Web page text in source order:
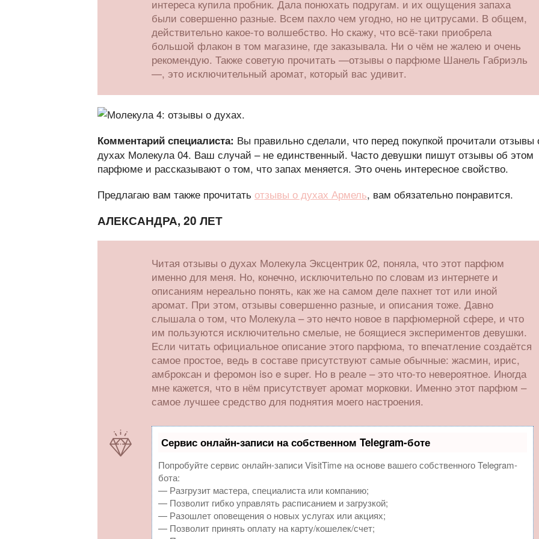
интереса купила пробник. Дала понюхать подругам. и их ощущения запаха
были совершенно разные. Всем пахло чем угодно, но не цитрусами. В общем,
действительно какое-то волшебство. Но скажу, что всё-таки приобрела
большой флакон в том магазине, где заказывала. Ни о чём не жалею и очень
рекомендую. Также советую прочитать —отзывы о парфюме Шанель Габриэль
—, это исключительный аромат, который вас удивит.
Комментарий специалиста: Вы правильно сделали, что перед покупкой прочитали отзывы
духах Молекула 04. Ваш случай – не единственный. Часто девушки пишут отзывы об этом
парфюме и рассказывают о том, что запах меняется. Это очень интересное свойство.
Предлагаю вам также прочитать отзывы о духах Армель, вам обязательно понравится.
АЛЕКСАНДРА, 20 ЛЕТ
Читая отзывы о духах Молекула Эксцентрик 02, поняла, что этот парфюм
именно для меня. Но, конечно, исключительно по словам из интернете и
описаниям нереально понять, как же на самом деле пахнет тот или иной
аромат. При этом, отзывы совершенно разные, и описания тоже. Давно
слышала о том, что Молекула – это нечто новое в парфюмерной сфере, и что
им пользуются исключительно смелые, не боящиеся экспериментов девушки.
Если читать официальное описание этого парфюма, то впечатление создаётся
самое простое, ведь в составе присутствуют самые обычные: жасмин, ирис,
амброксан и феромон iso e super. Но в реале – это что-то невероятное. Иногда
мне кажется, что в нём присутствует аромат морковки. Именно этот парфюм –
самое лучшее средство для поднятия моего настроения.
Сервис онлайн-записи на собственном Telegram-боте
Попробуйте сервис онлайн-записи VisitTime на основе вашего собственного Telegram-
бота:
— Разгрузит мастера, специалиста или компанию;
— Позволит гибко управлять расписанием и загрузкой;
— Разошлет оповещения о новых услугах или акциях;
— Позволит принять оплату на карту/кошелек/счет;